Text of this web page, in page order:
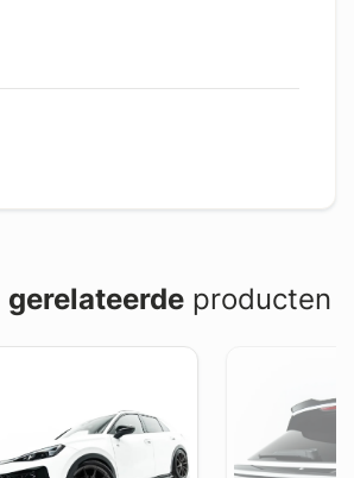
gerelateerdeproducten